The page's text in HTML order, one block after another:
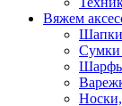
Вяжем
Шапки
Сумки